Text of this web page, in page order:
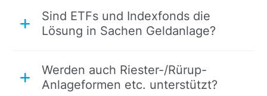
Sind ETFs und Indexfonds die
Lösung in Sachen Geldanlage?
Werden auch Riester-/Rürup-
Anlageformen etc. unterstützt?